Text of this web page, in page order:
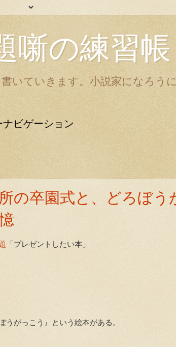
噺の練習帳
いていきます。小説家になろう
ビゲーション
の卒園式と、どろぼう
「プレゼントしたい本」
うがっこう』という絵本がある。